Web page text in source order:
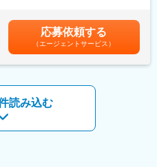
職を目指していただく方も多くご
ディカル等のその他職種に挑戦する
も充実しておりますので、IQVIAが
務
PM）、スーパーバイザー(SV)よ
ーを受けられる環境です。全国に
ができる体制をとっています。
歳：712万（月給＋日当＋住宅手
福利厚生」欄をご参照ください。昇
収UP★赴任先の評価次第で大幅に
績給改定）賃金はあくまでも目安
下する可能性があります。月給(月
応募依頼する
（エージェントサービス）
読み込む